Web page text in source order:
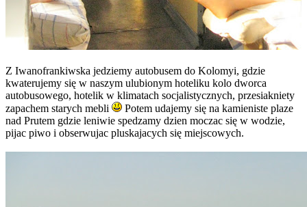
Z Iwanofrankiwska jedziemy autobusem do Kolomyi, gdzie
kwaterujemy się w naszym ulubionym hoteliku kolo dworca
autobusowego, hotelik w klimatach socjalistycznych, przesiakniety
zapachem starych mebli
Potem udajemy się na kamieniste plaze
nad Prutem gdzie leniwie spedzamy dzien moczac się w wodzie,
pijac piwo i obserwujac pluskajacych się miejscowych.